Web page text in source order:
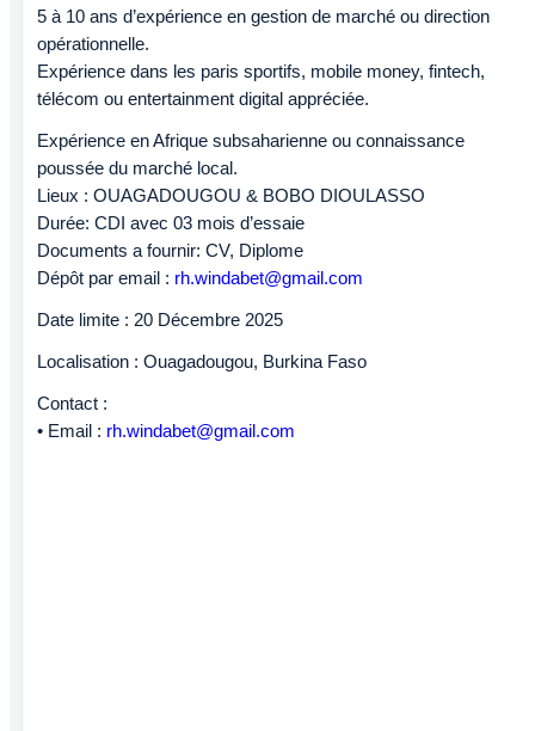
5 à 10 ans d’expérience en gestion de marché ou direction
opérationnelle.
Expérience dans les paris sportifs, mobile money, fintech,
télécom ou entertainment digital appréciée.
Expérience en Afrique subsaharienne ou connaissance
poussée du marché local.
Lieux : OUAGADOUGOU & BOBO DIOULASSO
Durée: CDI avec 03 mois d’essaie
Documents a fournir: CV, Diplome
Dépôt par email : rh.windabet@gmail.com
Date limite : 20 Décembre 2025
Localisation : Ouagadougou, Burkina Faso
Contact :
• Email : rh.windabet@gmail.com